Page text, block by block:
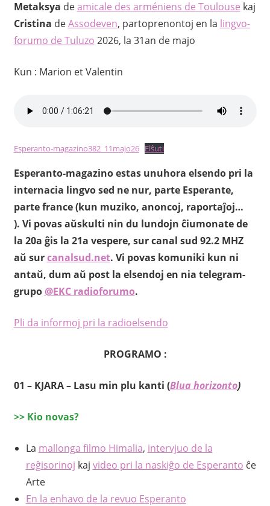
Metaksya deamicale des arméniens de Toulouse kaj
Cristina deAssodeven, partoprenontoj en la lingvo-
forumo de Tuluzo 2026, la 31an de majo
Kun : Marion et Valentin
Esperanto-magazino382_11majo26 Elŝuti
Esperanto-magazino estas unuhora elsendo pri la
internacia lingvo sed ne nur, parte Esperante,
parte france (kun muziko, anoncoj, raportaĵoj…
). Vi povas aŭskulti nin du lundojn ĉiumonate de
la 20a ĝis la 21a vespere, sur canal sud 92.2 MHZ
aŭ surcanalsud.net. Vi povas komuniki kun ni
antaŭ, dum aŭ post la elsendoj en nia telegram-
grupo @EKC radioforumo.
Pli da informoj pri la radioelsendo
PROGRAMO :
01 – KJARA– Lasu min plu kanti (Blua horizonto)
>>Kio novas?
La mallonga filmo Himalia, intervjuo de la
reĝisorinoj kaj video pri la naskiĝo de Esperanto ĉe
Arte
En la enhavo de la revuo Esperanto